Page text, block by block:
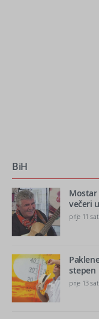
BiH
večeri
prije 11 sati
stepen
prije 13 sati